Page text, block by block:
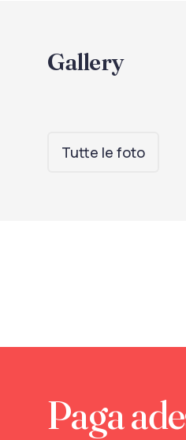
Gallery
Tutte le foto
Paga